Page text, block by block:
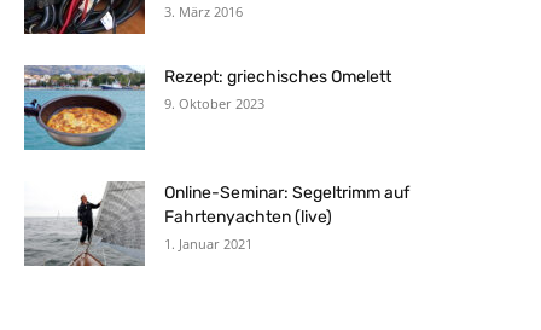
3. März 2016
Rezept: griechisches Omelett
9. Oktober 2023
Online-Seminar: Segeltrimm auf
Fahrtenyachten (live)
1. Januar 2021